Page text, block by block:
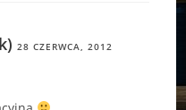
28 CZERWCA, 2012